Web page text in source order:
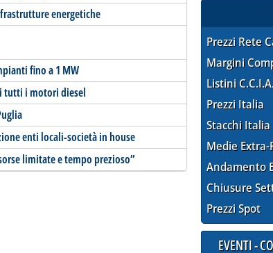
energetiche
fino a 1 MW
tutti i motori diesel
enti locali-società in house
limitate e tempo prezioso”
Prezzi Rete
Margini
Listini
Prezzi Italia
Stacchi Italia
Medie Extra-
Andamento
Chiusure
Prezzi Spot
EVENTI -